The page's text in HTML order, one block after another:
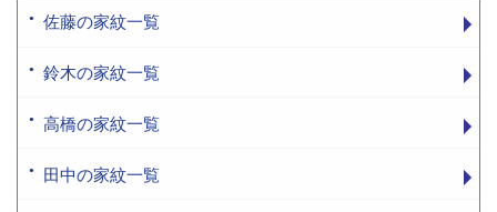
佐藤の家紋一覧
鈴木の家紋一覧
高橋の家紋一覧
田中の家紋一覧